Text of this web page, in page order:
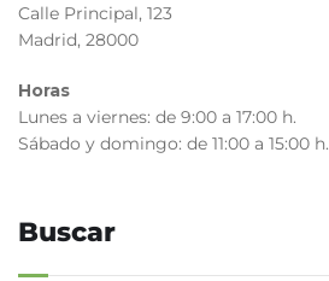
Calle Principal, 123
Madrid, 28000
Horas
Lunes a viernes: de 9:00 a 17:00 h.
Sábado y domingo: de 11:00 a 15:00 h.
Buscar